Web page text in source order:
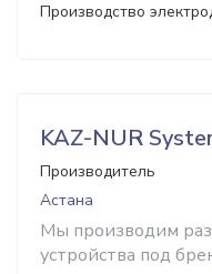
Производство
KAZ-NUR
Производитель
Астана
Мы производим
устройства под